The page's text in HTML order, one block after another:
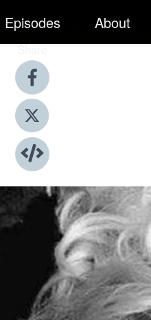
Episodes About
Share